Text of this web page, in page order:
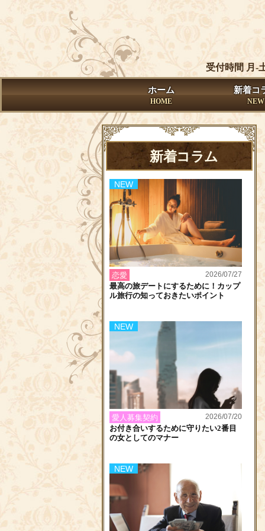
受付時間 月-
新着コラム
2026/07/27
最高の旅デートにするために！カップ
ル旅行の知っておきたいポイント
恋愛
NEW
2026/07/20
お付き合いするために守りたい2番目
の女としてのマナー
愛人募集契約
NEW
NEW
ホーム
HOME
新着コ
NEW